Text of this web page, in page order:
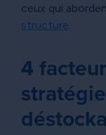
ceux qui
structure.
4